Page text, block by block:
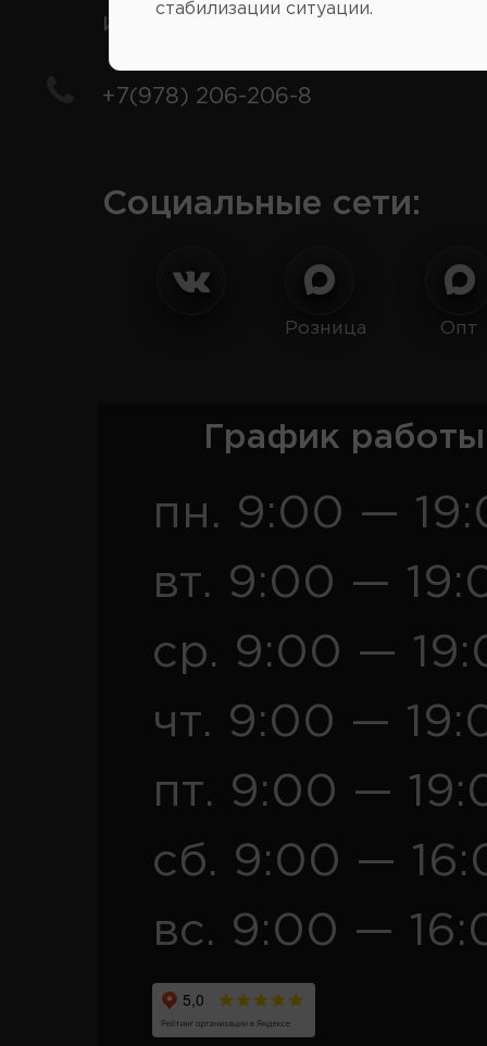
иномарки
+7(978) 206-206-8
Социальные сети:
Розница Опт
График
пн. 9:00 —
вт. 9:00 —
ср. 9:00 —
чт. 9:00 —
пт. 9:00 —
сб. 9:00 —
вс. 9:00 —
стабилизации ситуации.